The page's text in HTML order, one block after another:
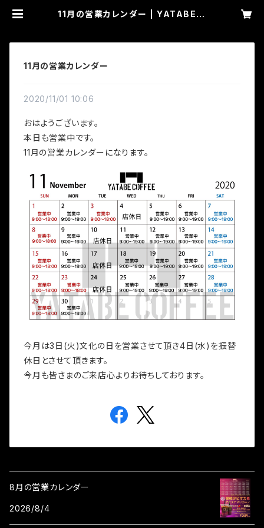
11月の営業カレンダー | YATABE C
11月の営業カレンダー
2020/11/01 10:06
おはようございます。
本日も営業中です。
11月の営業カレンダーになります。
今月は3日(火)文化の日を営業させて頂き4日(水)を振替
休日とさせて頂きます。
今月も皆さまのご来店心よりお待ちしております。
8月の営業カレンダー
2026/8/4